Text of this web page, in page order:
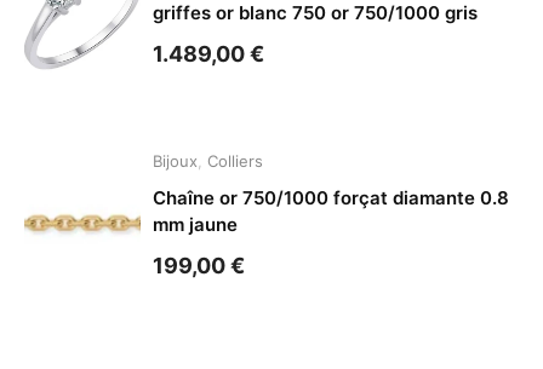
griffes or blanc 750 or 750/1000 gris
1.489,00€
Bijoux Colliers
Chaîne or 750/1000 forçat diamante 0.8
mm jaune
199,00€